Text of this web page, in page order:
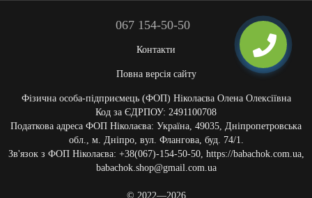
067 154-50-50
Контакти
Повна версія сайту
Фізична особа-підприємець (ФОП) Ніколаєва Олена Олексіївна
Код за ЄДРПОУ: 2491100708
Податкова адреса ФОП Ніколаєва: Україна, 49035, Дніпропетровська
обл., м. Дніпро, вул. Флангова, буд. 74/1.
Зв'язок з ФОП Ніколаєва: +38(067)-154-50-50, https://babachok.com.ua,
babachok.shop@gmail.com.ua
© 2022—2026